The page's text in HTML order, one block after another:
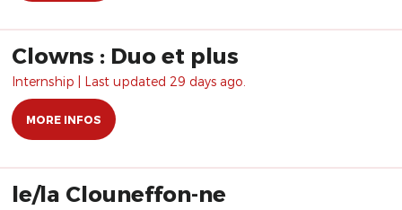
Clowns : Duo et plus
Internship | Last updated 29 days ago.
MORE INFOS
le/la Clouneffon-ne